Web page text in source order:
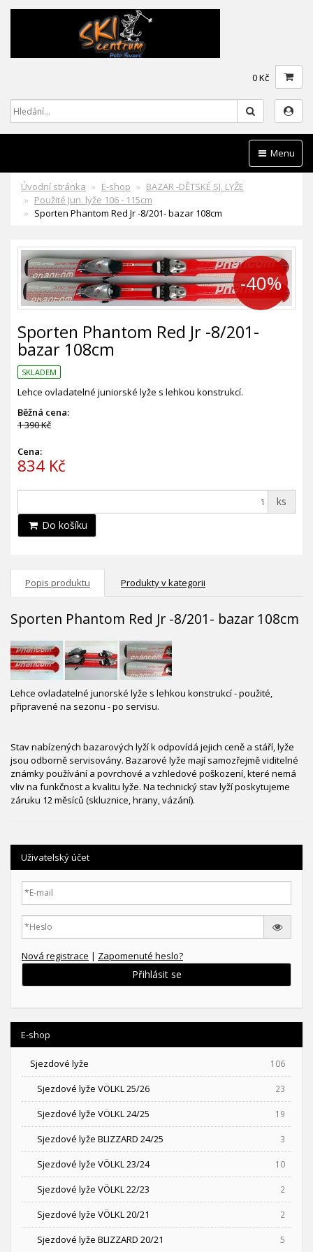
0 Kč
Menu
Úvodní stránka E-shop
BAZAR -DĚTSKÉ SJ. LYŽE
Použité Jun. lyže 106 - 115cm
Sporten Phantom Red Jr -8/201- bazar 108cm
-40%
Sporten Phantom Red Jr -8/201-
bazar 108cm
SKLADEM
Lehce ovladatelné juniorské lyže s lehkou konstrukcí.
Běžná cena:
1 390 Kč
Cena:
834 Kč
ks
Do košíku
Popis produktu Produkty v kategorii
Sporten Phantom Red Jr -8/201- bazar 108cm
Lehce ovladatelné junorské lyže s lehkou konstrukcí - použité,
připravené na sezonu - po servisu.
Stav nabízených bazarových lyží k odpovídá jejich ceně a stáří, lyže
jsou odborně servisovány. Bazarové lyže mají samozřejmě viditelné
známky používání a povrchové a vzhledové poškození, které nemá
vliv na funkčnost a kvalitu lyže. Na technický stav lyží poskytujeme
záruku 12 měsíců (skluznice, hrany, vázání).
Uživatelský účet
Nová registrace | Zapomenuté heslo?
Přihlásit se
E-shop
Sjezdové lyže 106
Sjezdové lyže VÖLKL 25/26 23
Sjezdové lyže VÖLKL 24/25 19
Sjezdové lyže BLIZZARD 24/25 3
Sjezdové lyže VÖLKL 23/24 10
Sjezdové lyže VÖLKL 22/23 2
Sjezdové lyže VÖLKL 20/21 2
Sjezdové lyže BLIZZARD 20/21 5